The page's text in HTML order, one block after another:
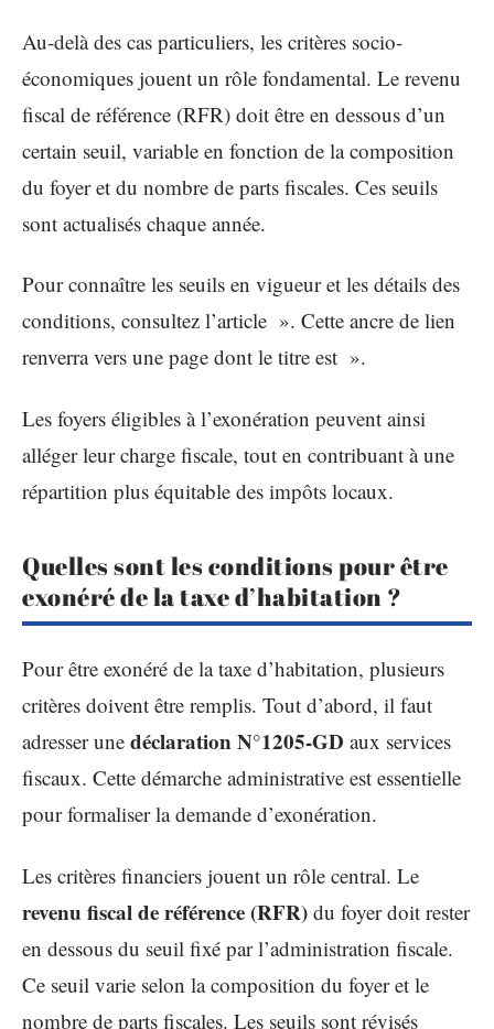
Au-delà des cas particuliers, les critères socio-
économiques jouent un rôle fondamental. Le revenu
fiscal de référence (RFR) doit être en dessous d’un
certain seuil, variable en fonction de la composition
du foyer et du nombre de parts fiscales. Ces seuils
sont actualisés chaque année.
Pour connaître les seuils en vigueur et les détails des
conditions, consultez l’article ». Cette ancre de lien
renverra vers une page dont le titre est ».
Les foyers éligibles à l’exonération peuvent ainsi
alléger leur charge fiscale, tout en contribuant à une
répartition plus équitable des impôts locaux.
Quelles sont les conditions pour être
exonéré de la taxe d’habitation ?
Pour être exonéré de la taxe d’habitation, plusieurs
critères doivent être remplis. Tout d’abord, il faut
adresser une déclaration N°1205-GD aux services
fiscaux. Cette démarche administrative est essentielle
pour formaliser la demande d’exonération.
Les critères financiers jouent un rôle central. Le
revenu fiscal de référence (RFR) du foyer doit rester
en dessous du seuil fixé par l’administration fiscale.
Ce seuil varie selon la composition du foyer et le
nombre de parts fiscales. Les seuils sont révisés